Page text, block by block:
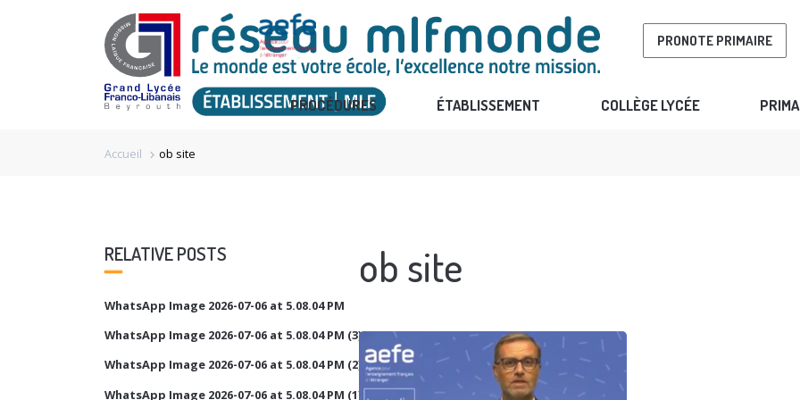
PRONOTE PRIMAIRE
PROCÉDURES ÉTABLISSEMENT COLLÈGE LYCÉE
Accueil chevron_right ob site
RELATIVE POSTS
WhatsApp Image 2026-07-06 at 5.08.04 PM
WhatsApp Image 2026-07-06 at 5.08.04 PM (3)
WhatsApp Image 2026-07-06 at 5.08.04 PM (2)
WhatsApp Image 2026-07-06 at 5.08.04 PM (1)
ob site